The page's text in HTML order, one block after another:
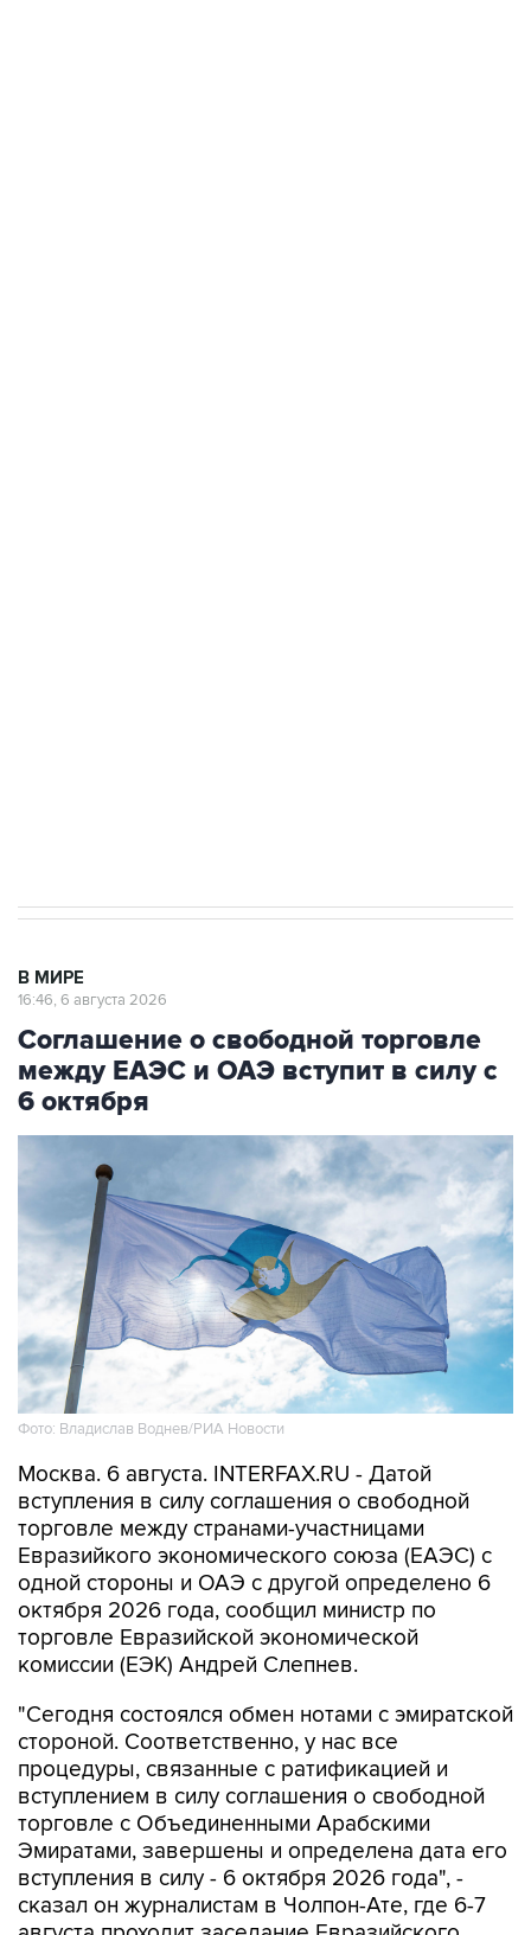
Соглашение о свободной торговле
между ЕАЭС и ОАЭ вступит в силу с
6 октября
Фото: Владислав Воднев/РИА Новости
Москва. 6 августа. INTERFAX.RU - Датой
торговле между странами-участницами
Евразийкого экономического союза (ЕАЭС) с
одной стороны и ОАЭ с другой определено 6
октября 2026 года, сообщил министр по
торговле Евразийской экономической
комиссии (ЕЭК) Андрей Слепнев.
"Сегодня состоялся обмен нотами с эмиратской
процедуры, связанные с ратификацией и
вступлением в силу соглашения о свободной
торговле с Объединенными Арабскими
Эмиратами, завершены и определена дата его
вступления в силу - 6 октября 2026 года", -
сказал он журналистам в Чолпон-Ате, где 6-7
августа проходит заседание Евразийского
межправсовета.